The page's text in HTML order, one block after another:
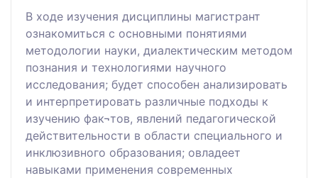
В ходе изучения дисциплины магистрант
ознакомиться с основными понятиями
методологии науки, диалектическим методом
познания и технологиями научного
исследования; будет способен анализировать
и интерпретировать различные подходы к
изучению фак¬тов, явлений педагогической
действительности в области специального и
инклюзивного образования; овладеет
навыками применения современных